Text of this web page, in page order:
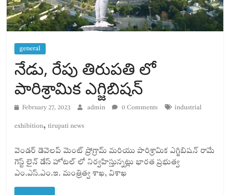
general
నేడు, రేపు తిరుపతి లో
పారిశ్రామిక ఎగ్జిబిషన్
February 27, 2023 admin 0 Comments industrial
exhibition,tirupati news
వెండర్ డెవెలప్ మెంట్ ప్రోగ్రామ్ మరియు పారిశ్రామిక ఎగ్జిబిషన్ రామే
గెస్ట్ లైన్ డేస్ హోటల్ లో నిర్వహిస్తున్నట్లు భారత ప్రభుత్వ
ఎం.ఎస్.ఎం.ఇ. మంత్రిత్వ శాఖ, విశాఖ